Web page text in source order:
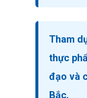
Tham
thực
đạo và
Bắc.